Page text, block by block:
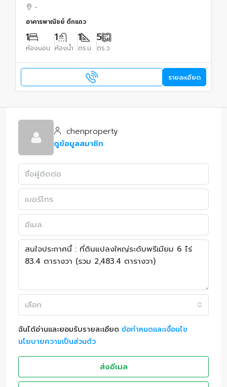
Hotpot ตรงข้าม MUJI
-
อาคารพาณิชย์ ตึกแถว
1
ห้องนอน
1
ห้องน้ำ
1
ตร.ม.
5
ตร.ว.
รายละเอียด
chenproperty
ดูข้อมูลสมาชิก
เลือก
ฉันได้อ่านและยอมรับรายละเอียด ข้อกำหนดและเงื่อนไข
นโยบายความเป็นส่วนตัว
ส่งอีเมล